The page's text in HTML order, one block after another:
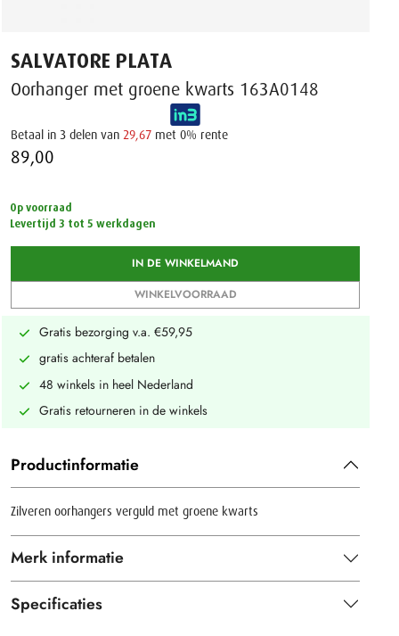
SALVATORE PLATA
Oorhanger met groene kwarts 163A0148
Betaal in 3 delen van 29,67 met 0% rente
89,00 ‌
Op voorraad
Levertijd 3 tot 5 werkdagen
IN DE WINKELMAND
WINKELVOORRAAD
Gratis bezorging v.a. €59,95
gratis achteraf betalen
48 winkels in heel Nederland
Gratis retourneren in de winkels
Productinformatie
Zilveren oorhangers verguld met groene kwarts
Merk informatie
Specificaties